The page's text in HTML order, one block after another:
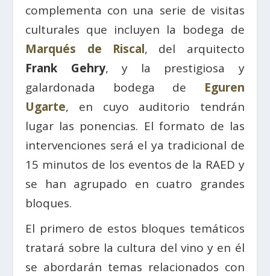
complementa con una serie de visitas
culturales que incluyen la bodega de
Marqués de Riscal, del arquitecto
Frank Gehry, y la prestigiosa y
galardonada bodega de Eguren
Ugarte, en cuyo auditorio tendrán
lugar las ponencias. El formato de las
intervenciones será el ya tradicional de
15 minutos de los eventos de la RAED y
se han agrupado en cuatro grandes
bloques.
El primero de estos bloques temáticos
tratará sobre la cultura del vino y en él
se abordarán temas relacionados con